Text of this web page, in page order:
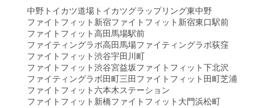
中野トイカツ道場トイカツグラップリング東中野
ファイトフィット新宿ファイトフィット新宿東口駅前
ファイトフィット高田馬場駅前
ファイティングラボ高田馬場ファイティングラボ荻窪
ファイトフィット渋谷宇田川町
ファイトフィット渋谷宮益坂ファイトフィット下北沢
ファイティングラボ田町三田 ファイトフィット田町芝浦
ファイトフィット六本木ステーション
ファイトフィット新橋ファイトフィット大門浜松町